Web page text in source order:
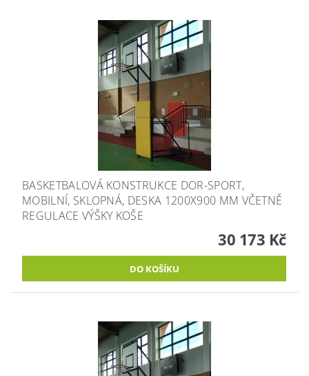
BASKETBALOVÁ KONSTRUKCE DOR-SPORT,
MOBILNÍ, SKLOPNÁ, DESKA 1200X900 MM VČETNĚ
REGULACE VÝŠKY KOŠE
30 173 Kč